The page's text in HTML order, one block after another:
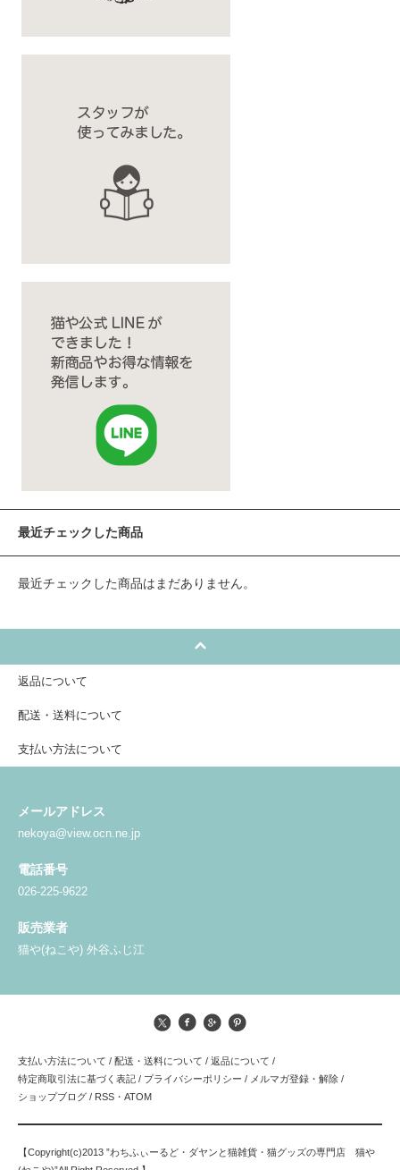
最近チェックした商品
最近チェックした商品はまだありません。
返品について
配送・送料について
支払い方法について
メールアドレス
nekoya@view.ocn.ne.jp
電話番号
026-225-9622
販売業者
猫や(ねこや) 外谷ふじ江
支払い方法について / 配送・送料について / 返品について /
特定商取引法に基づく表記 / プライバシーポリシー / メルマガ登録・解除 /
ショップブログ / RSS ・ ATOM
【Copyright(c)2013 ”わちふぃーるど・ダヤンと猫雑貨・猫グッズの専門店 猫や